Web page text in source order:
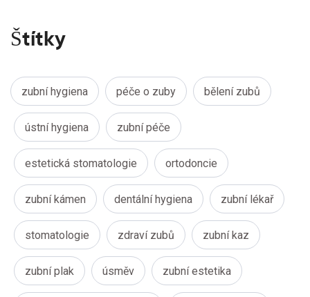
Štítky
zubní hygiena péče o zuby bělení zubů
ústní hygiena zubní péče
estetická stomatologie ortodoncie
zubní kámen dentální hygiena zubní lékař
stomatologie zdraví zubů zubní kaz
zubní plak úsměv zubní estetika